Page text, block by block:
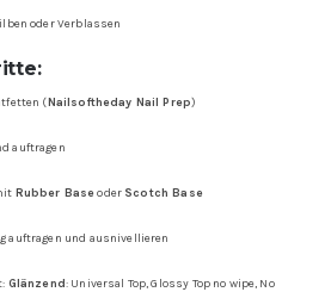
oder Verblassen
(Nailsoftheday Nail Prep)
auftragen
Rubber Baseoder Scotch Base
auftragen und ausnivellieren
Glänzend: Universal Top, Glossy Top no wipe, No